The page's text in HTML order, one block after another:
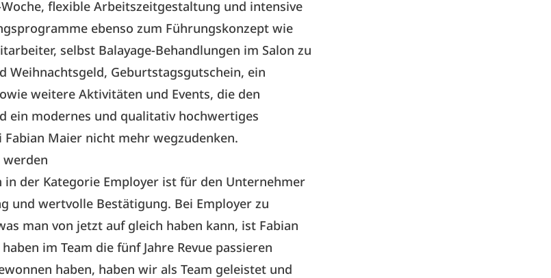
flexible Arbeitszeitgestaltung und intensive
ebenso zum Führungskonzept wie
selbst Balayage-Behandlungen im Salon zu
Weihnachtsgeld, Geburtstagsgutschein, ein
weitere Aktivitäten und Events, die den
ein modernes und qualitativ hochwertiges
Maier nicht mehr wegzudenken.
werden
in der Kategorie Employer ist für den Unternehmer
und wertvolle Bestätigung. Bei Employer zu
man von jetzt auf gleich haben kann, ist Fabian
im Team die fünf Jahre Revue passieren
haben, haben wir als Team geleistet und